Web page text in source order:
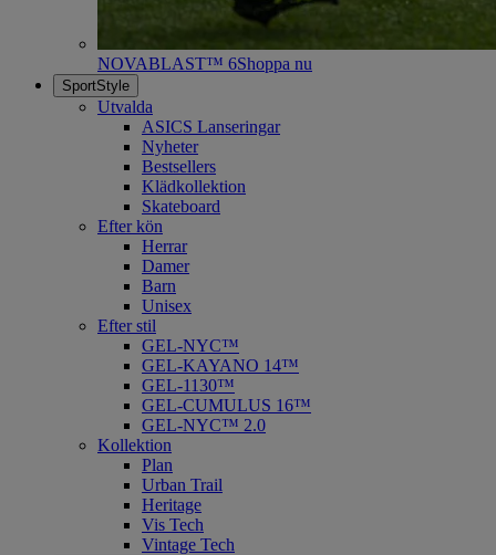
NOVABLAST™ 6Shoppa nu
SportStyle
Utvalda
ASICS Lanseringar
Nyheter
Bestsellers
Klädkollektion
Skateboard
Efter kön
Herrar
Damer
Barn
Unisex
Efter stil
GEL-NYC™
GEL-KAYANO 14™
GEL-1130™
GEL-CUMULUS 16™
GEL-NYC™ 2.0
Kollektion
Plan
Urban Trail
Heritage
Vis Tech
Vintage Tech